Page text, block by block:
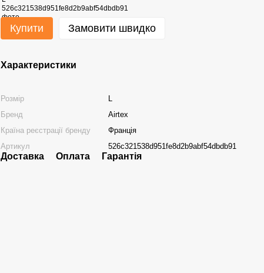
Купити Замовити швидко
Характеристики
Розмір
L
Бренд
Airtex
Країна реєстрації бренду
Франція
Артикул
526c321538d951fe8d2b9abf54dbdb91
Доставка Оплата Гарантія